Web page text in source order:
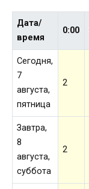
Дата/
время
0:00
Сегодня,
7
августа,
пятница
2
Завтра,
8
августа,
суббота
2